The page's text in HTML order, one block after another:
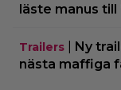
läste manus till
Trailers
Ny
nästa maffiga